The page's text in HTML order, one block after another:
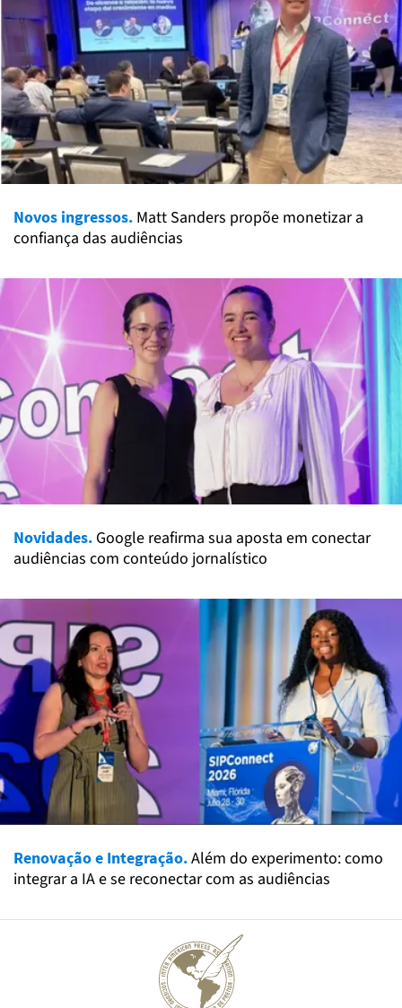
Novos ingressos. Matt Sanders propõe monetizar a
confiança das audiências
Novidades. Google reafirma sua aposta em conectar
audiências com conteúdo jornalístico
Renovação e Integração.Além do experimento: como
integrar a IA e se reconectar com as audiências